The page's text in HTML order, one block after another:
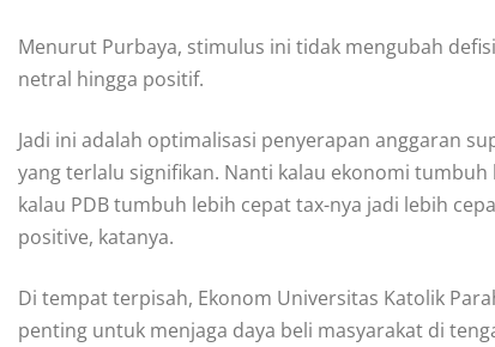
Menurut Purbaya, stimulus ini tidak mengubah
netral hingga positif.
Jadi ini adalah optimalisasi penyerapan anggaran
yang terlalu signifikan. Nanti kalau ekonomi
kalau PDB tumbuh lebih cepat tax-nya jadi lebih
positive, katanya.
Di tempat terpisah, Ekonom Universitas Katolik
penting untuk menjaga daya beli masyarakat di